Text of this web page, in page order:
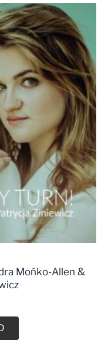
Mońko-Allen &